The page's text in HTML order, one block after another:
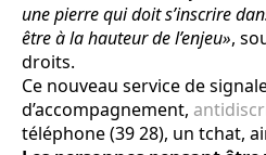
une pierre qui doit s’inscrire
être à la hauteur de l’enjeu»,
droits.
Ce nouveau service de
d’accompagnement,
téléphone (39 28), un tchat,